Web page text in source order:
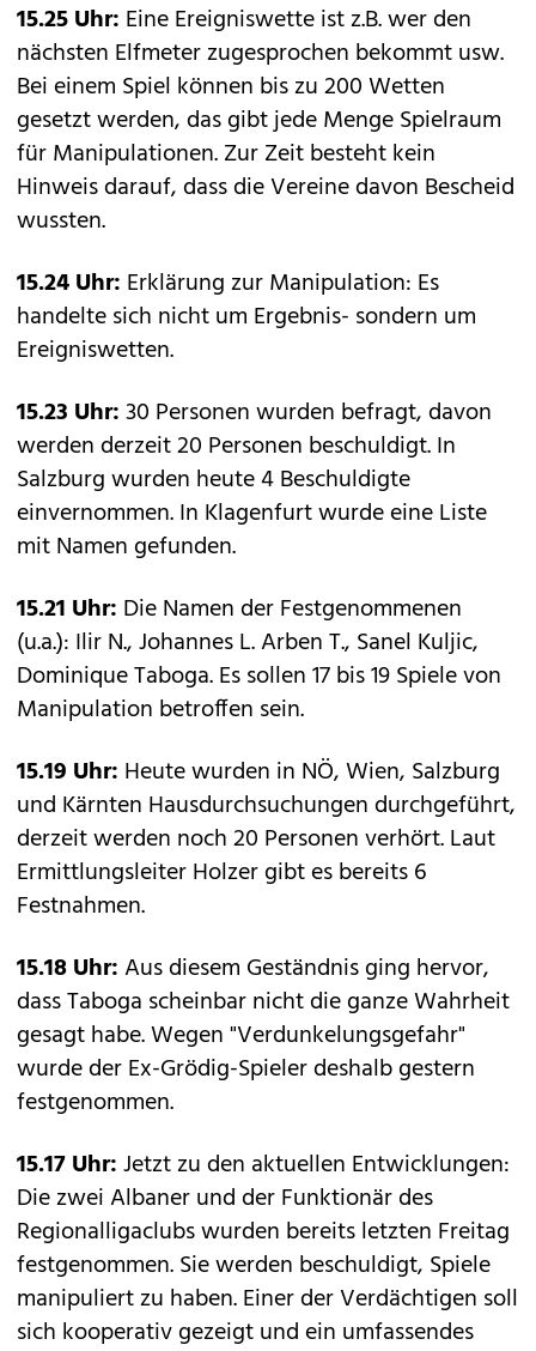
15.25 Uhr: Eine Ereigniswette ist z.B. wer den
nächsten Elfmeter zugesprochen bekommt usw.
Bei einem Spiel können bis zu 200 Wetten
gesetzt werden, das gibt jede Menge Spielraum
für Manipulationen. Zur Zeit besteht kein
Hinweis darauf, dass die Vereine davon Bescheid
wussten.
15.24 Uhr: Erklärung zur Manipulation: Es
handelte sich nicht um Ergebnis- sondern um
Ereigniswetten.
15.23 Uhr:30 Personen wurden befragt, davon
werden derzeit 20 Personen beschuldigt. In
Salzburg wurden heute 4 Beschuldigte
einvernommen. In Klagenfurt wurde eine Liste
mit Namen gefunden.
15.21 Uhr: Die Namen der Festgenommenen
(u.a.): Ilir N., Johannes L. Arben T., Sanel Kuljic,
Dominique Taboga. Es sollen 17 bis 19 Spiele von
Manipulation betroffen sein.
15.19 Uhr: Heute wurden in NÖ, Wien, Salzburg
und Kärnten Hausdurchsuchungen durchgeführt,
derzeit werden noch 20 Personen verhört. Laut
Ermittlungsleiter Holzer gibt es bereits 6
Festnahmen.
15.18 Uhr:Aus diesem Geständnis ging hervor,
dass Taboga scheinbar nicht die ganze Wahrheit
gesagt habe. Wegen "Verdunkelungsgefahr"
wurde der Ex-Grödig-Spieler deshalb gestern
festgenommen.
15.17 Uhr:Jetzt zu den aktuellen Entwicklungen:
Die zwei Albaner und der Funktionär des
Regionalligaclubs wurden bereits letzten Freitag
festgenommen. Sie werden beschuldigt, Spiele
manipuliert zu haben. Einer der Verdächtigen soll
sich kooperativ gezeigt und ein umfassendes